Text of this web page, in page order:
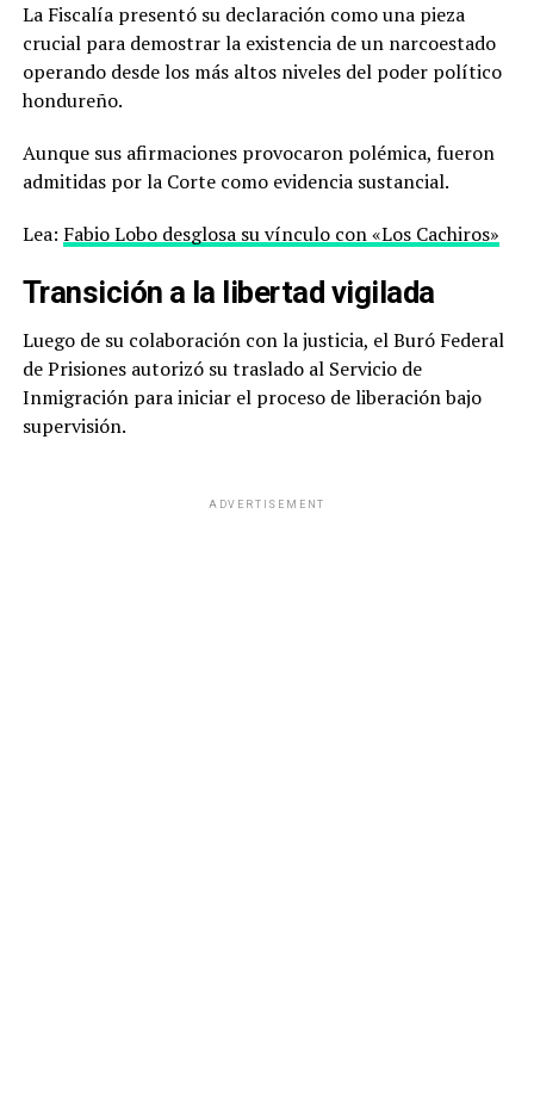
La Fiscalía presentó su declaración como una pieza
crucial para demostrar la existencia de un narcoestado
operando desde los más altos niveles del poder político
hondureño.
Aunque sus afirmaciones provocaron polémica, fueron
admitidas por la Corte como evidencia sustancial.
Lea: Fabio Lobo desglosa su vínculo con «Los Cachiros»
Transición a la libertad vigilada
Luego de su colaboración con la justicia, el Buró Federal
de Prisiones autorizó su traslado al Servicio de
Inmigración para iniciar el proceso de liberación bajo
supervisión.
ADVERTISEMENT